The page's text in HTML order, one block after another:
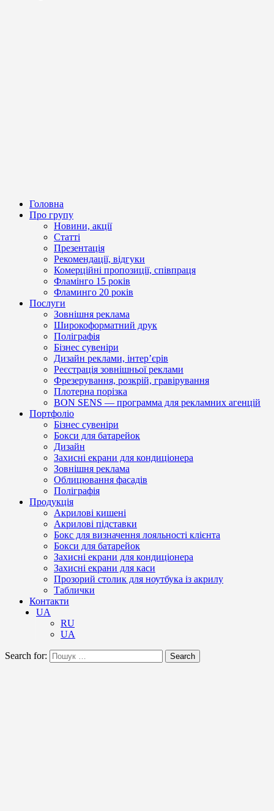
Головна
Про групу
Новини, акції
Статті
Презентація
Рекомендації, відгуки
Комерційні пропозиції, співпраця
Фламінго 15 років
Фламинго 20 років
Послуги
Зовнішня реклама
Широкоформатний друк
Поліграфія
Бізнес сувеніри
Дизайн реклами, інтер’єрів
Реєстрація зовнішньої реклами
Фрезерування, розкрій, гравірування
Плотерна порізка
BON SENS — программа для рекламних агенцій
Портфоліо
Бізнес сувеніри
Бокси для батарейок
Дизайн
Захисні екрани для кондиціонера
Зовнішня реклама
Облицювання фасадів
Поліграфія
Продукція
Акрилові кишені
Акрилові підставки
Бокс для визначення лояльності клієнта
Бокси для батарейок
Захисні екрани для кондиціонера
Захисні екрани для каси
Прозорий столик для ноутбука із акрилу
Таблички
Контакти
UA
RU
UA
Search for: Search